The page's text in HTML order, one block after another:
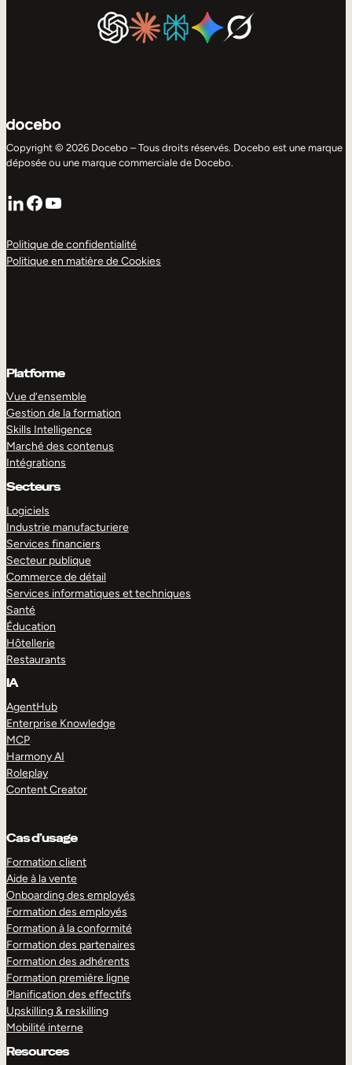
Copyright © 2026 Docebo – Tous droits réservés. Docebo est une marque
déposée ou une marque commerciale de Docebo.
LinkedIn
Facebook
YouTube
Politique de confidentialité
Politique en matière de Cookies
Platforme
Vue d’ensemble
Gestion de la formation
Skills Intelligence
Marché des contenus
Intégrations
Secteurs
Logiciels
Industrie manufacturiere
Services financiers
Secteur publique
Commerce de détail
Services informatiques et techniques
Santé
Éducation
Hôtellerie
Restaurants
IA
AgentHub
Enterprise Knowledge
MCP
Harmony AI
Roleplay
Content Creator
Cas d’usage
Formation client
Aide à la vente
Onboarding des employés
Formation des employés
Formation à la conformité
Formation des partenaires
Formation des adhérents
Formation première ligne
Planification des effectifs
Upskilling & reskilling
Mobilité interne
Resources